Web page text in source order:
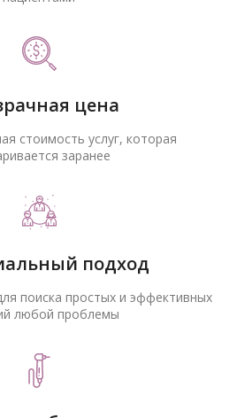
цена
стоимость услуг, которая
заранее
подход
поиска простых и эффективных
любой проблемы